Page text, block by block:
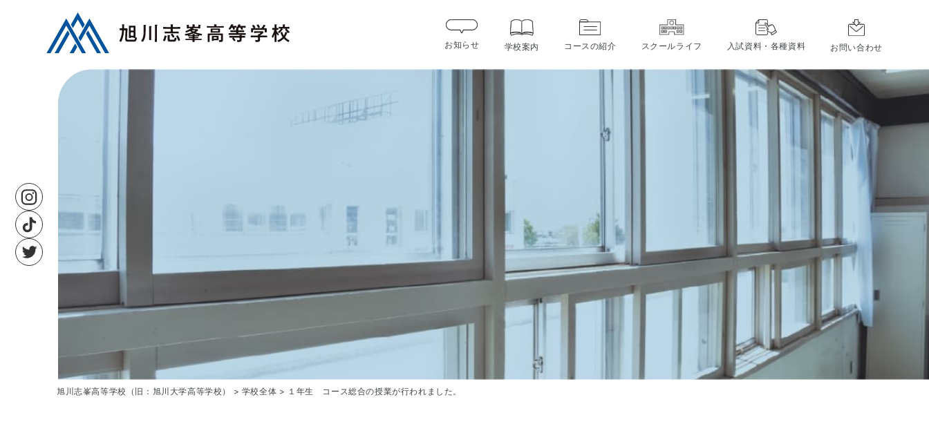
お知らせ 学校案内 コースの紹介 スクールライフ 入試資料・各種資料 お問い合わせ
旭川志峯高等学校（旧：旭川大学高等学校） > 学校全体 > １年生 コース総合の授業が行われました。